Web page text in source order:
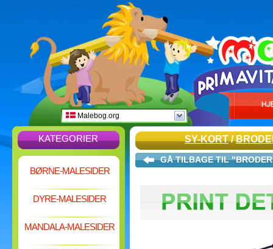
Malebog.org
KATEGORIER
BØRNE-MALESIDER
DYRE-MALESIDER
MANDALA-MALESIDER
SY-KORT/
GÅ TILBAGE TIL